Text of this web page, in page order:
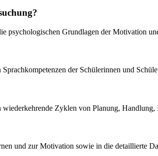
psychologischen Grundlagen der Motivation
der Schülerinnen und
Zyklen von Planung,
und zur Motivation sowie in die detaillierte